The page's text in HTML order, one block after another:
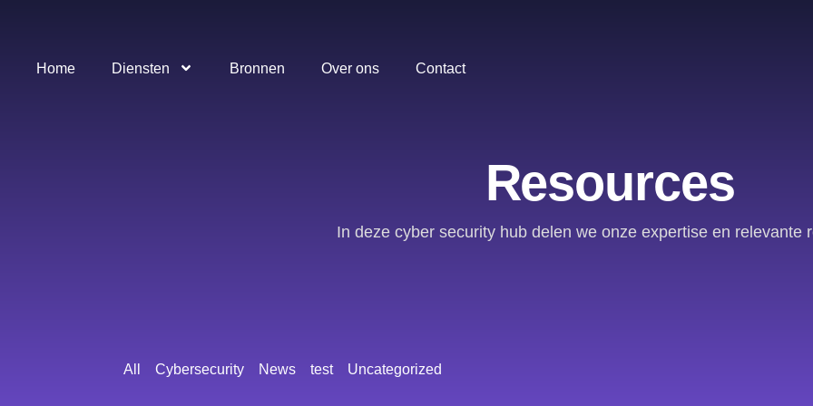
Home Diensten Bronnen Over ons Contact
Resources
In deze cyber security hub delen we onze expertise en relevante
Cybersecurity News test Uncategorized
All